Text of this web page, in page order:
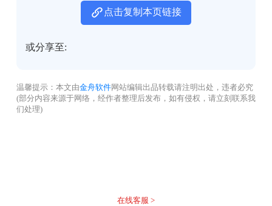
点击复制本页链接
或分享至:
温馨提示：本文由金舟软件网站编辑出品转载请注明出处，违者必究
(部分内容来源于网络，经作者整理后发布，如有侵权，请立刻联系我
们处理)
在线客服 >